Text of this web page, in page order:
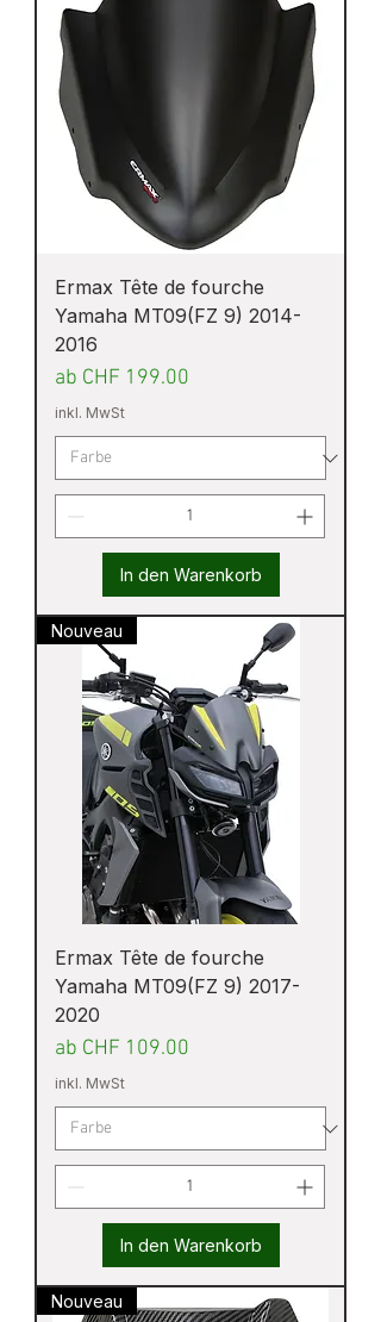
Ermax Tête de fourche
Yamaha MT09(FZ 9) 2014-
2016
ab CHF 199.00
Sale-Preis
inkl. MwSt
In den Warenkorb
Nouveau
Ermax Tête de fourche
Yamaha MT09(FZ 9) 2017-
2020
ab CHF 109.00
Sale-Preis
inkl. MwSt
In den Warenkorb
Nouveau